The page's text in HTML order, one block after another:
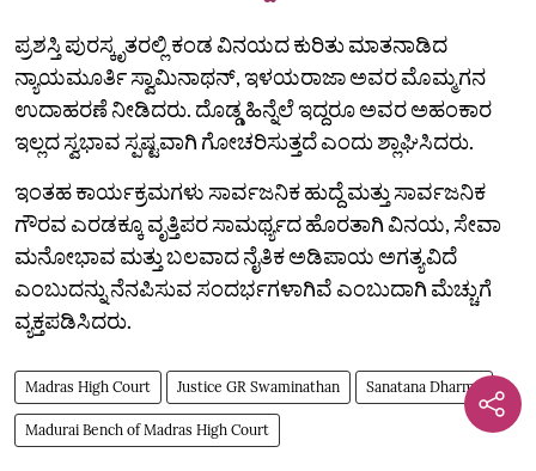
ಪ್ರಶಸ್ತಿ ಪುರಸ್ಕೃತರಲ್ಲಿ ಕಂಡ ವಿನಯದ ಕುರಿತು ಮಾತನಾಡಿದ
ನ್ಯಾಯಮೂರ್ತಿ ಸ್ವಾಮಿನಾಥನ್, ಇಳಯರಾಜಾ ಅವರ ಮೊಮ್ಮಗನ
ಉದಾಹರಣೆ ನೀಡಿದರು. ದೊಡ್ಡ ಹಿನ್ನೆಲೆ ಇದ್ದರೂ ಅವರ ಅಹಂಕಾರ
ಇಲ್ಲದ ಸ್ವಭಾವ ಸ್ಪಷ್ಟವಾಗಿ ಗೋಚರಿಸುತ್ತದೆ ಎಂದು ಶ್ಲಾಘಿಸಿದರು.
ಇಂತಹ ಕಾರ್ಯಕ್ರಮಗಳು ಸಾರ್ವಜನಿಕ ಹುದ್ದೆ ಮತ್ತು ಸಾರ್ವಜನಿಕ
ಗೌರವ ಎರಡಕ್ಕೂ ವೃತ್ತಿಪರ ಸಾಮರ್ಥ್ಯದ ಹೊರತಾಗಿ ವಿನಯ, ಸೇವಾ
ಮನೋಭಾವ ಮತ್ತು ಬಲವಾದ ನೈತಿಕ ಅಡಿಪಾಯ ಅಗತ್ಯವಿದೆ
ಎಂಬುದನ್ನು ನೆನಪಿಸುವ ಸಂದರ್ಭಗಳಾಗಿವೆ ಎಂಬುದಾಗಿ ಮೆಚ್ಚುಗೆ
ವ್ಯಕ್ತಪಡಿಸಿದರು.
Madras High Court Justice GR Swaminathan Sanatana Dharma
Madurai Bench of Madras High Court